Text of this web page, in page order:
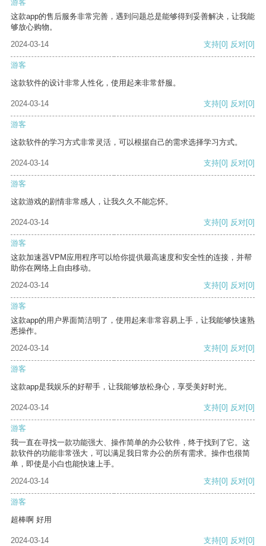
游客
这款app的售后服务非常完善，遇到问题总是能够得到妥善解决，让我能
够放心购物。
2024-03-14
支持[0] 反对[0]
游客
这款软件的设计非常人性化，使用起来非常舒服。
2024-03-14 支持[0] 反对[0]
游客
这款软件的学习方式非常灵活，可以根据自己的需求选择学习方式。
2024-03-14 支持[0] 反对[0]
游客
这款游戏的剧情非常感人，让我久久不能忘怀。
2024-03-14 支持[0] 反对[0]
游客
这款加速器VPM应用程序可以给你提供最高速度和安全性的连接，并帮
助你在网络上自由移动。
2024-03-14
支持[0] 反对[0]
游客
这款app的用户界面简洁明了，使用起来非常容易上手，让我能够快速熟
悉操作。
2024-03-14
支持[0] 反对[0]
游客
这款app是我娱乐的好帮手，让我能够放松身心，享受美好时光。
2024-03-14 支持[0] 反对[0]
游客
我一直在寻找一款功能强大、操作简单的办公软件，终于找到了它。这
款软件的功能非常强大，可以满足我日常办公的所有需求。操作也很简
单，即使是小白也能快速上手。
2024-03-14
支持[0] 反对[0]
游客
超棒啊 好用
2024-03-14 支持[0] 反对[0]